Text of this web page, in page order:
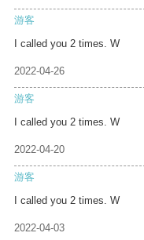
游客
I called you 2 times. W
2022-04-26
游客
I called you 2 times. W
2022-04-20
游客
I called you 2 times. W
2022-04-03